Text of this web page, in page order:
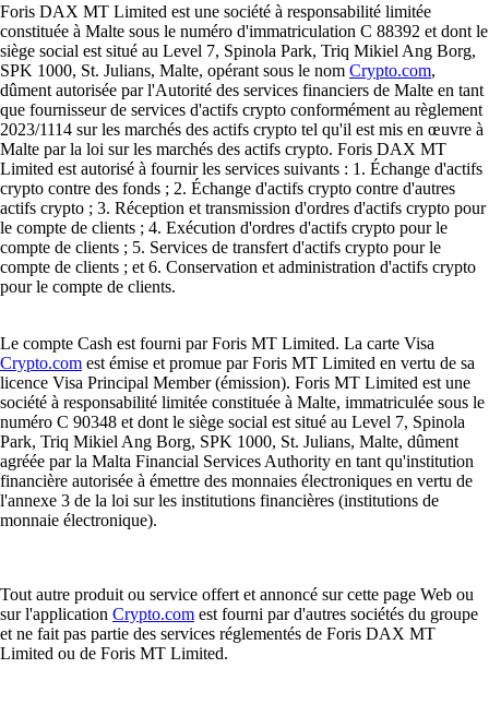
Foris DAX MT Limited est une société à responsabilité limitée
constituée à Malte sous le numéro d'immatriculation C 88392 et dont le
siège social est situé au Level 7, Spinola Park, Triq Mikiel Ang Borg,
SPK 1000, St. Julians, Malte, opérant sous le nom Crypto.com,
dûment autorisée par l'Autorité des services financiers de Malte en tant
que fournisseur de services d'actifs crypto conformément au règlement
2023/1114 sur les marchés des actifs crypto tel qu'il est mis en œuvre à
Malte par la loi sur les marchés des actifs crypto. Foris DAX MT
Limited est autorisé à fournir les services suivants : 1. Échange d'actifs
crypto contre des fonds ; 2. Échange d'actifs crypto contre d'autres
actifs crypto ; 3. Réception et transmission d'ordres d'actifs crypto pour
le compte de clients ; 4. Exécution d'ordres d'actifs crypto pour le
compte de clients ; 5. Services de transfert d'actifs crypto pour le
compte de clients ; et 6. Conservation et administration d'actifs crypto
pour le compte de clients.
Le compte Cash est fourni par Foris MT Limited. La carte Visa
Crypto.com est émise et promue par Foris MT Limited en vertu de sa
licence Visa Principal Member (émission). Foris MT Limited est une
société à responsabilité limitée constituée à Malte, immatriculée sous le
numéro C 90348 et dont le siège social est situé au Level 7, Spinola
Park, Triq Mikiel Ang Borg, SPK 1000, St. Julians, Malte, dûment
agréée par la Malta Financial Services Authority en tant qu'institution
financière autorisée à émettre des monnaies électroniques en vertu de
l'annexe 3 de la loi sur les institutions financières (institutions de
monnaie électronique).
Tout autre produit ou service offert et annoncé sur cette page Web ou
sur l'application Crypto.com est fourni par d'autres sociétés du groupe
et ne fait pas partie des services réglementés de Foris DAX MT
Limited ou de Foris MT Limited.